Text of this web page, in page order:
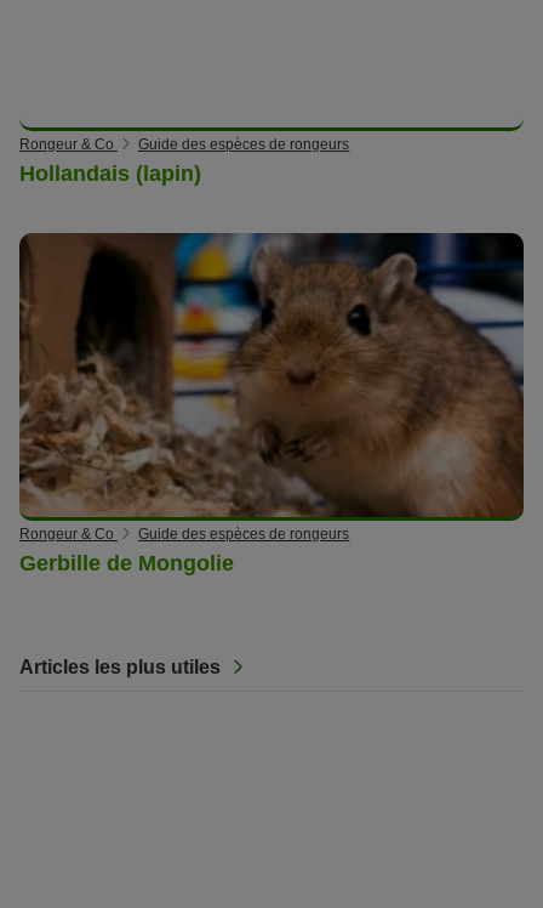
Rongeur & Co Guide des espèces de rongeurs
Hollandais (lapin)
Rongeur & Co Guide des espèces de rongeurs
Gerbille de Mongolie
Articles les plus utiles